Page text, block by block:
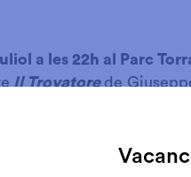
a les 22h al Parc
Il Trovatore de
promoguda pel Gran
operística i musical
el protagonista